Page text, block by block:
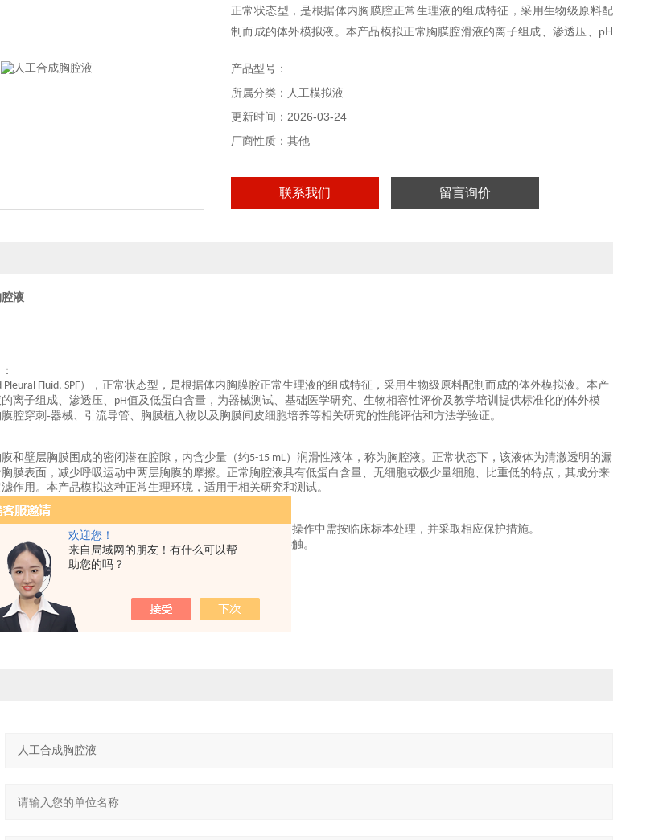
欢迎您！
来自局域网的朋友！有什么可以帮
助您的吗？
正常状态型，是根据体内胸膜腔正常生理液的组成特征，采用生物级原料配
制而成的体外模拟液。本产品模拟正常胸膜腔滑液的离子组成、渗透压、pH
提供标准化的体外模型。该产品广泛用于胸膜引流导管、胸膜植入物以及胸
膜间皮细胞培养等相关研究的性能评估
产品型号：
所属分类：人工模拟液
更新时间：2026-03-24
厂商性质：其他
联系我们 留言询价
腔液
Fluid, SPF），正常状态型，是根据体内胸膜腔正常生理液的组成特征，采用生物级原料配制而成的体外模拟液。本产
离子组成、渗透压、 pH值及低蛋白含量，为器械测试、基础医学研究、生物相容性评价及教学培训提供标准化的体外模
腔穿刺-器械、引流导管、胸膜植入物以及胸膜间皮细胞培养等相关研究的性能评估和方法学验证。
和壁层胸膜围成的密闭潜在腔隙，内含少量（约5-15 mL）润滑性液体，称为胸腔液。正常状态下，该液体为清澈透明的漏
膜表面，减少呼吸运动中两层胸膜的摩擦。正常胸腔液具有低蛋白含量、无细胞或极少量细胞、比重低的特点，其成分来
作用。本产品模拟这种正常生理环境，适用于相关研究和测试。
，请勿用于食品、化妆品、临床医疗等其它用途。在使用操作中需按临床标本处理，并采取相应保护措施。
服、防护面罩、实验手套等，做好实验防护，避免直接接触。
，请按照相关化学废弃物的处理规定，进行处理。
用。